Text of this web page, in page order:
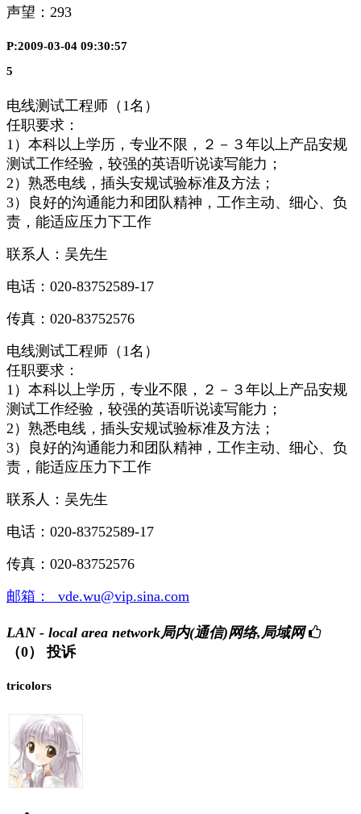
声望： 293
P:2009-03-04 09:30:57
5
电线测试工程师（1名）
任职要求：
1）本科以上学历，专业不限，２－３年以上产品安规
测试工作经验，较强的英语听说读写能力；
2）熟悉电线，插头安规试验标准及方法；
3）良好的沟通能力和团队精神，工作主动、细心、负
责，能适应压力下工作
联系人：吴先生
电话：020-83752589-17
传真：020-83752576
电线测试工程师（1名）
任职要求：
1）本科以上学历，专业不限，２－３年以上产品安规
测试工作经验，较强的英语听说读写能力；
2）熟悉电线，插头安规试验标准及方法；
3）良好的沟通能力和团队精神，工作主动、细心、负
责，能适应压力下工作
联系人：吴先生
电话：020-83752589-17
传真：020-83752576
邮箱： vde.wu@vip.sina.com
LAN - local area network局内(通信)网络,局域网
（0）
投诉
tricolors